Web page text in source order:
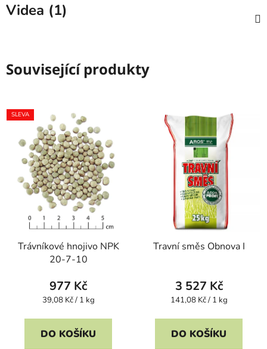
Videa (1)
Související produkty
SLEVA
Trávníkové hnojivo NPK
20-7-10
977 Kč
Měrná
39,08 Kč / 1 kg
DO KOŠÍKU
Travní směs Obnova I
3 527 Kč
Měrná
141,08 Kč / 1 kg
DO KOŠÍKU